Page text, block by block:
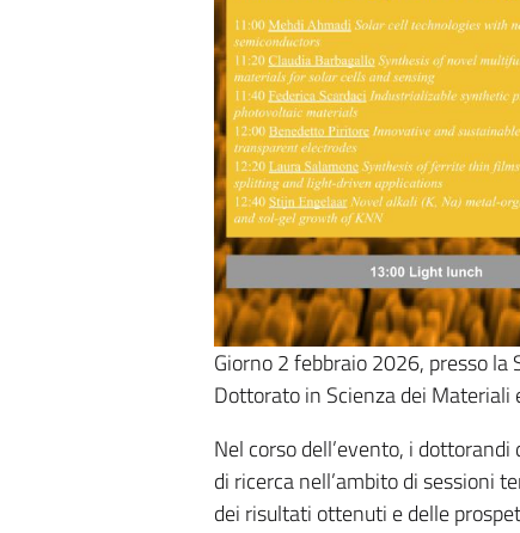
Giorno 2 febbraio 2026, presso la
Dottorato in Scienza dei Materiali
Nel corso dell’evento, i
di ricerca nell’ambito di sessioni
dei risultati ottenuti e delle